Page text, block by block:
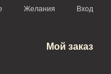
Желания Вход
Мой заказ